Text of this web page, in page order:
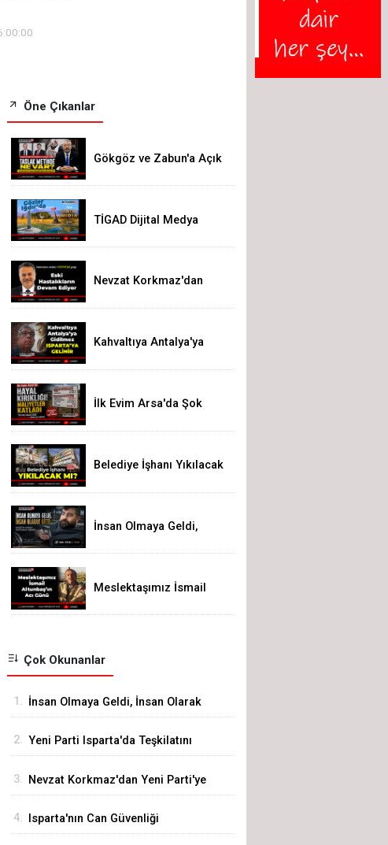
Öne Çıkanlar
Gökgöz ve Zabun'a Açık
TİGAD Dijital Medya
düzenlenecek
Nevzat Korkmaz'dan
"Siz Hepiniz, Biz Tek"
Kahvaltıya Antalya'ya
Gelinir!
İlk Evim Arsa'da Şok
Arsa 3,19 Milyon Liraya
Belediye İşhanı Yıkılacak
İnsan Olmaya Geldi,
Meslektaşımız İsmail
Çok Okunanlar
1. İnsan Olmaya Geldi, İnsan Olarak
2. Yeni Parti Isparta'da Teşkilatını
3. Nevzat Korkmaz'dan Yeni Parti'ye
4.
Isparta'nın Can Güvenliği